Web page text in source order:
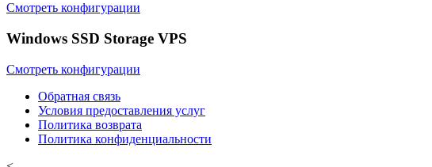
Смотреть конфигурации
Windows SSD Storage VPS
Смотреть конфигурации
Обратная связь
Условия предоставления услуг
Политика возврата
Политика конфиденциальности